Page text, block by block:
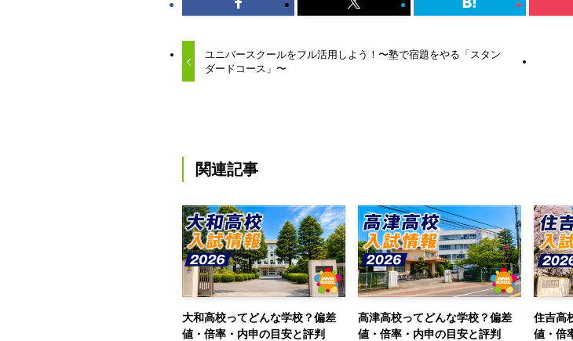
ユニバースクールをフル活用しよう！〜塾で宿題をやる「スタン
ダードコース」〜
関連記事
大和高校ってどんな学校？偏差
値・倍率・内申の目安と評判
高津高校ってどんな学校？偏差
値・倍率・内申の目安と評判
住吉高
値・倍